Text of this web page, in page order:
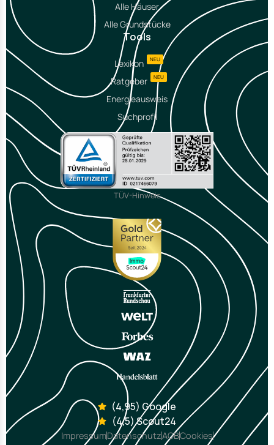
Alle Häuser
Alle Grundstücke
Tools
Lexikon NEU
Ratgeber NEU
Energieausweis
Suchprofil
TÜV-Hinweis
(4,95) Google
(4,5) Scout24
ImpressumDatenschutzAGBCookies